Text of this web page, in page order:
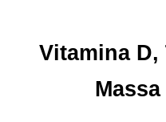
Vitamina D,